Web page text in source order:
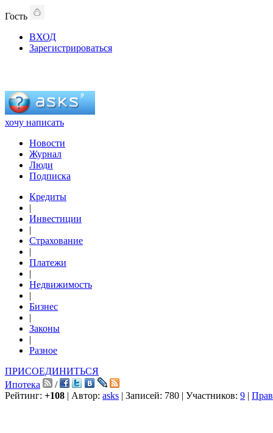
Гость
ВХОД
Зарегистрироваться
хочу написать
Новости
Журнал
Люди
Подписка
Кредиты
|
Инвестиции
|
Страхование
|
Платежи
|
Недвижимость
|
Бизнес
|
Законы
|
Разное
ПРИСОЕДИНИТЬСЯ
Ипотека
/
Рейтинг: +108 | Автор: asks | Записей: 780 | Участников: 9 |